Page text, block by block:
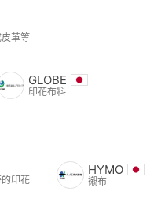
革等
GLOBE
印花布料
印花
HYMO
襯布